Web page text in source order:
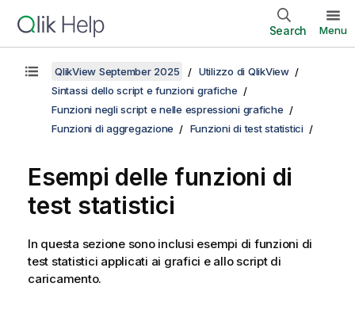
Search Menu
QlikView September 2025
Utilizzo di QlikView
Sintassi dello script e funzioni grafiche
Funzioni negli script e nelle espressioni grafiche
Funzioni di aggregazione
Funzioni di test statistici
Esempi delle funzioni di
test statistici
In questa sezione sono inclusi esempi di funzioni di
test statistici applicati ai grafici e allo script di
caricamento.